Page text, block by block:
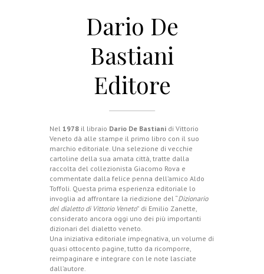
Dario De
Bastiani
Editore
Nel 1978 il libraio Dario De Bastiani di Vittorio
Veneto dà alle stampe il primo libro con il suo
marchio editoriale. Una selezione di vecchie
cartoline della sua amata città, tratte dalla
raccolta del collezionista Giacomo Rova e
commentate dalla felice penna dell’amico Aldo
Toffoli. Questa prima esperienza editoriale lo
invoglia ad affrontare la riedizione del “Dizionario
del dialetto di Vittorio Veneto” di Emilio Zanette,
considerato ancora oggi uno dei più importanti
dizionari del dialetto veneto.
Una iniziativa editoriale impegnativa, un volume di
quasi ottocento pagine, tutto da ricomporre,
reimpaginare e integrare con le note lasciate
dall’autore.